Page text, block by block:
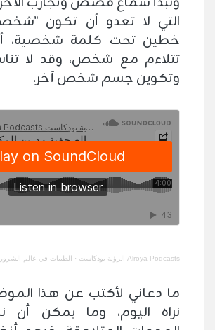
التي لا تعدو أن تكون
خطين تحت كلمة شخصية،
تتلاءم مع شخص، وقد لا
وتكوين جسم شخص آخر.
Alroya Podcasts الرؤية بودكاست · الطيبات في عالم الشرور _
ما دعاني لأكتب عن هذا
نراه اليوم، وما يمكن أن